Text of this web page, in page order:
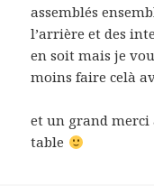
assemblés
l’arrière et des
en soit mais je
moins faire celà
et un grand merci
table